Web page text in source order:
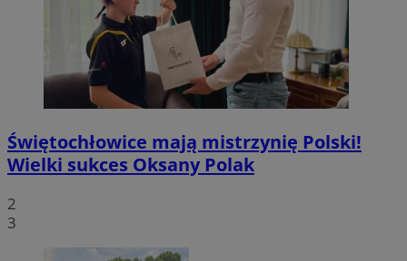
Świętochłowice mają mistrzynię Polski!
Wielki sukces Oksany Polak
2
3